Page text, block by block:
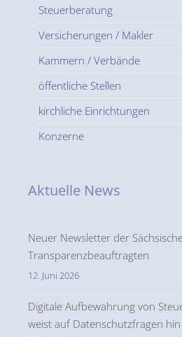
Steuerberatung
Versicherungen / Makler
Kammern / Verbände
öffentliche Stellen
kirchliche Einrichtungen
Konzerne
Aktuelle News
Neuer Newsletter der
Transparenzbeauftragten
12. Juni 2026
Digitale Aufbewahrung von
weist auf Datenschutzfragen hin